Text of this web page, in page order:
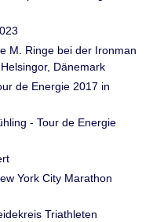
M. Ringe bei der Ironman
Dänemark
de Energie 2017 in
- Tour de Energie
York City Marathon
Triathleten